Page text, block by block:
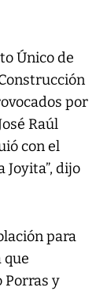
Único de
por
Raúl
con el
dijo
para
que
Porras y